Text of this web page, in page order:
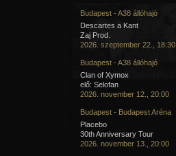
Budapest - A38 állóhajó
Descartes a Kant
Zaj Prod.
2026. szeptember 22., 18:30
Budapest - A38 állóhajó
Clan of Xymox
elő: Selofan
2026. november 12., 20:00
Budapest - Budapest Aréna
Placebo
30th Anniversary Tour
2026. november 13., 20:00